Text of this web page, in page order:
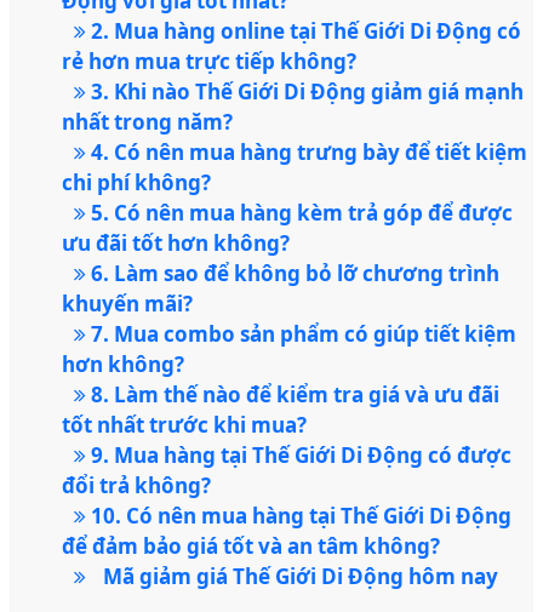
2. Mua hàng online tại Thế Giới Di Động có
rẻ hơn mua trực tiếp không?
3. Khi nào Thế Giới Di Động giảm giá mạnh
nhất trong năm?
4. Có nên mua hàng trưng bày để tiết kiệm
chi phí không?
5. Có nên mua hàng kèm trả góp để được
ưu đãi tốt hơn không?
6. Làm sao để không bỏ lỡ chương trình
khuyến mãi?
7. Mua combo sản phẩm có giúp tiết kiệm
hơn không?
8. Làm thế nào để kiểm tra giá và ưu đãi
tốt nhất trước khi mua?
9. Mua hàng tại Thế Giới Di Động có được
đổi trả không?
10. Có nên mua hàng tại Thế Giới Di Động
để đảm bảo giá tốt và an tâm không?
Mã giảm giá Thế Giới Di Động hôm nay